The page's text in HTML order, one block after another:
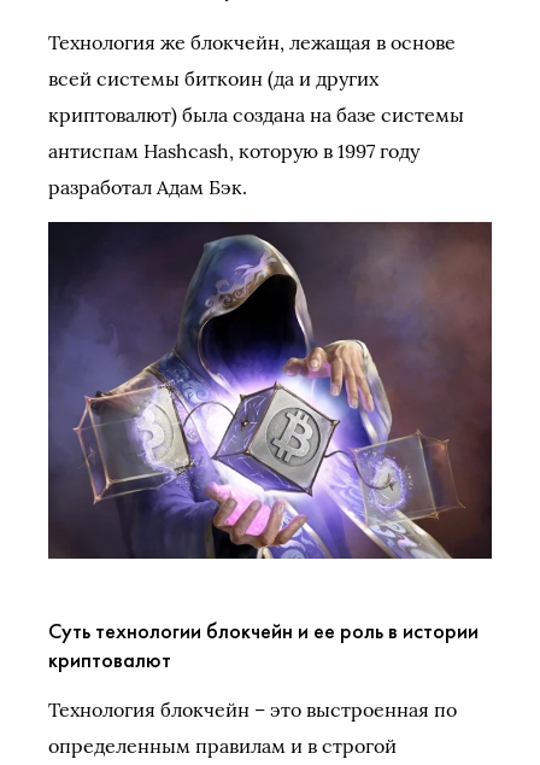
Технология же блокчейн, лежащая в основе
всей системы биткоин (да и других
криптовалют) была создана на базе системы
антиспам Hashcash, которую в 1997 году
разработал Адам Бэк.
Суть технологии блокчейн и ее роль в истории
криптовалют
Технология блокчейн – это выстроенная по
определенным правилам и в строгой